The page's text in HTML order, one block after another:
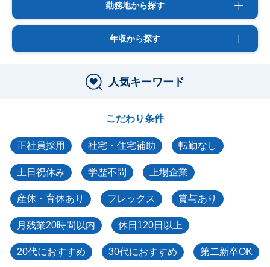
勤務地から探す
年収から探す
人気キーワード
こだわり条件
正社員採用 社宅・住宅補助 転勤なし
土日祝休み 学歴不問 上場企業
産休・育休あり フレックス 賞与あり
月残業20時間以内 休日120日以上
20代におすすめ 30代におすすめ 第二新卒OK